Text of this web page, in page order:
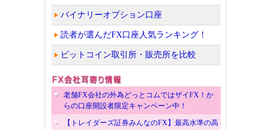
バイナリーオプション口座
読者が選んだFX口座人気ランキング！
ビットコイン取引所・販売所を比較
老舗FX会社の外為どっとコムではザイFX！か
らの口座開設者限定キャンペーン中！
【トレイダーズ証券みんなのFX】最高水準の高